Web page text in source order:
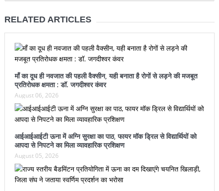
RELATED ARTICLES
माँ का दूध ही नवजात की पहली वैक्सीन, यही बनाता है रोगों से लड़ने की मजबूत
प्रतिरोधक क्षमता : डॉ. जगदीश्वर कंवर
August 06, 2026
आईआईआईटी ऊना में अग्नि सुरक्षा का पाठ, फायर मॉक ड्रिल से विद्यार्थियों को
आपदा से निपटने का मिला व्यावहारिक प्रशिक्षण
August 05, 2026